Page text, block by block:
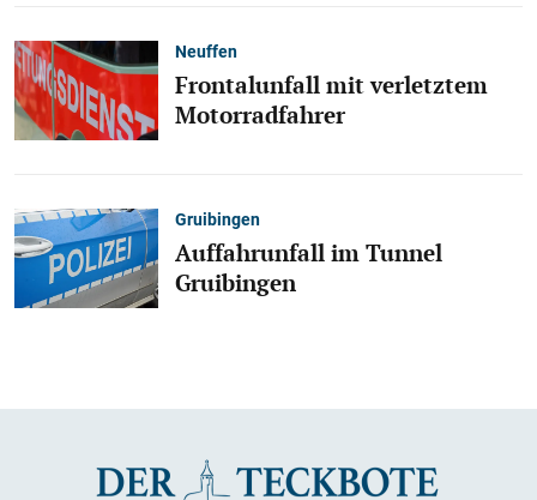
Neuffen
Frontalunfall mit verletztem
Motorradfahrer
Gruibingen
Auffahrunfall im Tunnel
Gruibingen